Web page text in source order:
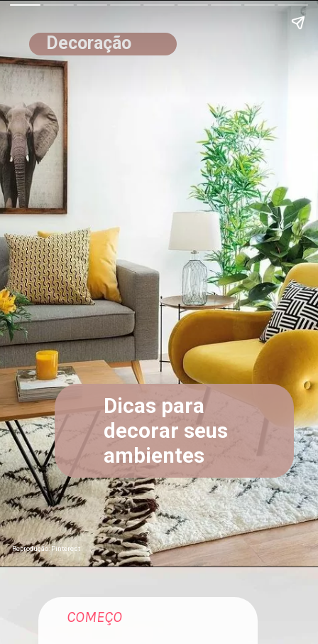
Reprodução: Pinterest
Decoração
Dicas para
decorar seus
ambientes
COMEÇO